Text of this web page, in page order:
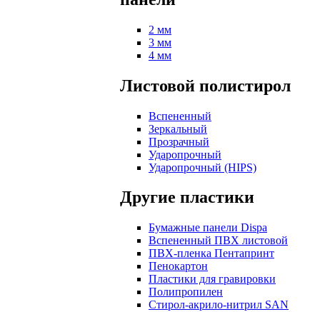
2 мм
3 мм
4 мм
Листовой полистирол
Вспененный
Зеркальный
Прозрачный
Ударопрочный
Ударопрочный (HIPS)
Другие пластики
Бумажные панели Dispa
Вспененный ПВХ листовой
ПВХ-пленка Пентапринт
Пенокартон
Пластики для гравировки
Полипропилен
Стирол-акрило-нитрил SAN